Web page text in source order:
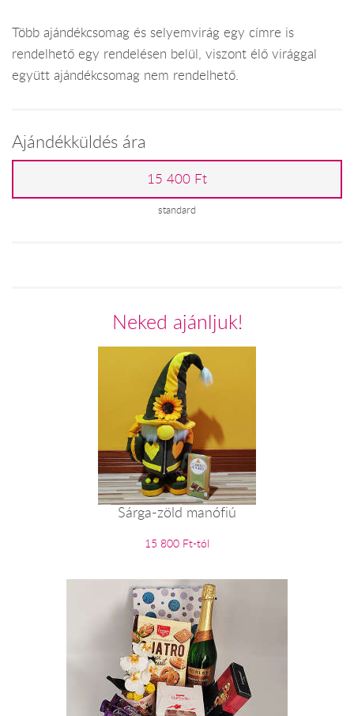
Több ajándékcsomag és selyemvirág egy címre is
rendelhető egy rendelésen belül, viszont élő virággal
együtt ajándékcsomag nem rendelhető.
Ajándékküldés ára
15 400 Ft
standard
Neked ajánljuk!
Sárga-zöld manófiú
15 800 Ft-tól